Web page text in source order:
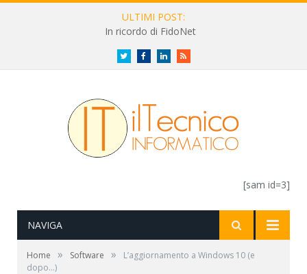
ULTIMI POST:
In ricordo di FidoNet
Twitter FacebookLinkedInRSS
[sam id=3]
NAVIGA
Home » Software »
L’aggiornamento a Windows 10 (e
dopo…)